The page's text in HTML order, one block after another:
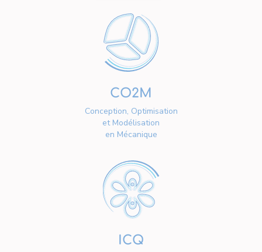
CO2M
Conception, Optimisation
et Modélisation
en Mécanique
ICQ